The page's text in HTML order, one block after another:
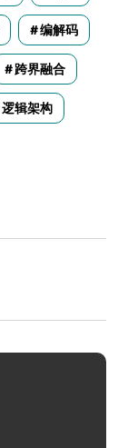
编解码
跨界融合
逻辑架构